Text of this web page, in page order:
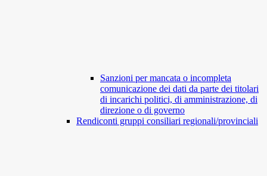
Sanzioni per mancata o incompleta
comunicazione dei dati da parte dei titolari
di incarichi politici, di amministrazione, di
direzione o di governo
Rendiconti gruppi consiliari regionali/provinciali